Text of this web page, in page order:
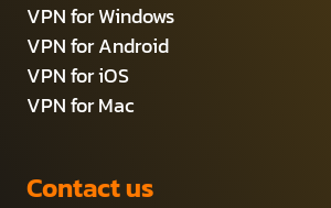
VPN for Windows
VPN for Android
VPN for iOS
VPN for Mac
Contact us